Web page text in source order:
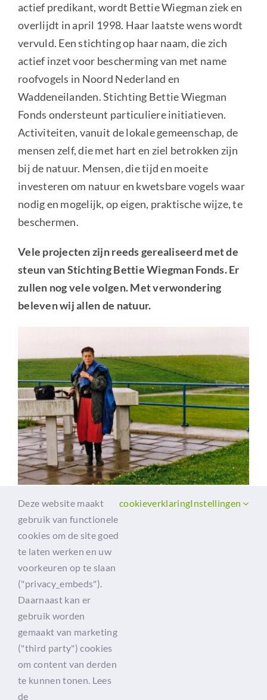
actief predikant, wordt Bettie Wiegman ziek en
overlijdt in april 1998. Haar laatste wens wordt
vervuld. Een stichting op haar naam, die zich
actief inzet voor bescherming van met name
roofvogels in Noord Nederland en
Waddeneilanden. Stichting Bettie Wiegman
Fonds ondersteunt particuliere initiatieven.
Activiteiten, vanuit de lokale gemeenschap, de
mensen zelf, die met hart en ziel betrokken zijn
bij de natuur. Mensen, die tijd en moeite
investeren om natuur en kwetsbare vogels waar
nodig en mogelijk, op eigen, praktische wijze, te
beschermen.
Vele projecten zijn reeds gerealiseerd met de
steun van Stichting Bettie Wiegman Fonds. Er
zullen nog vele volgen. Met verwondering
beleven wij allen de natuur.
Stichting Bettie Wiegman Fonds
p/a Edzo Struif
Naarderstraat 256
1272 NR Huizen
Disclaimer
Deze website maakt
gebruik van functionele
cookies om de site goed
te laten werken en uw
voorkeuren op te slaan
("privacy_embeds").
Daarnaast kan er
gebruik worden
gemaakt van marketing
("third party") cookies
om content van derden
te kunnen tonen. Lees
de
cookieverklaringInstellingen